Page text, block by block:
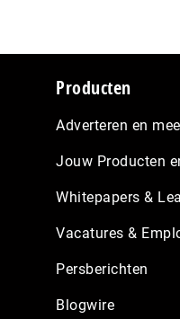
Producten
Adverteren en
Jouw Producten
Whitepapers &
Vacatures &
Persberichten
Blogwire